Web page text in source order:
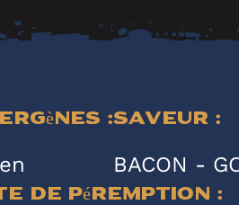
:Saveur :
BACON -
de péremption :